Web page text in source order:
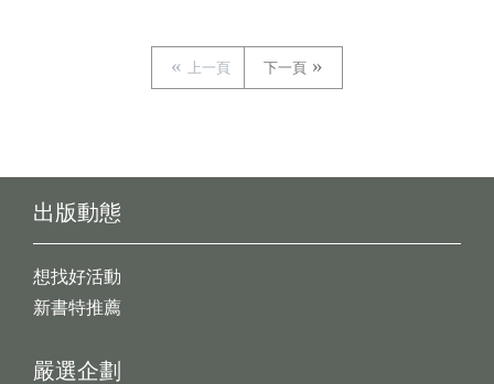
上一頁 下一頁
出版動態
想找好活動
新書特推薦
嚴選企劃